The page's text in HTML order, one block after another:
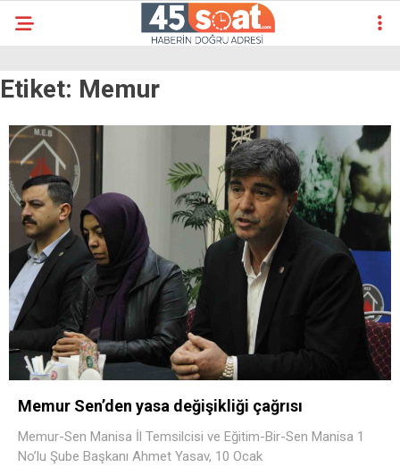
Etiket: Memur
Memur Sen’den yasa değişikliği çağrısı
Memur-Sen Manisa İl Temsilcisi ve Eğitim-Bir-Sen Manisa 1
No’lu Şube Başkanı Ahmet Yasav, 10 Ocak